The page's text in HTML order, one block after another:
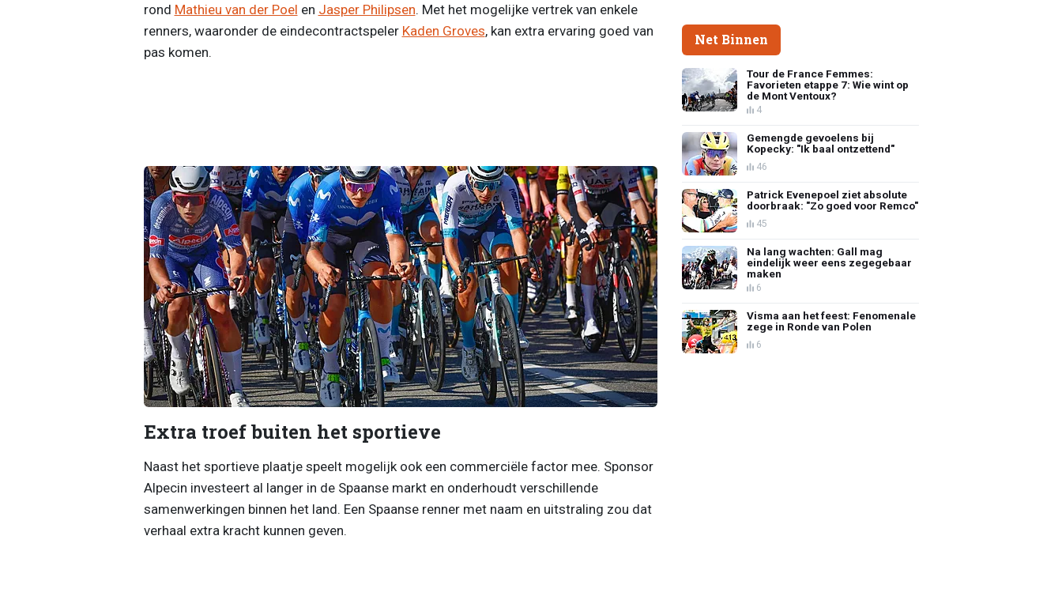
rond Mathieu van der Poel en Jasper Philipsen. Met het mogelijke vertrek van enkele
renners, waaronder de eindecontractspeler Kaden Groves, kan extra ervaring goed van
pas komen.
Extra troef buiten het sportieve
Naast het sportieve plaatje speelt mogelijk ook een commerciële factor mee. Sponsor
Alpecin investeert al langer in de Spaanse markt en onderhoudt verschillende
samenwerkingen binnen het land. Een Spaanse renner met naam en uitstraling zou dat
verhaal extra kracht kunnen geven.
Net Binnen
Tour de France Femmes:
Favorieten etappe 7: Wie wint op
de Mont Ventoux?
4
Gemengde gevoelens bij
Kopecky: "Ik baal ontzettend"
46
Patrick Evenepoel ziet absolute
doorbraak: "Zo goed voor Remco"
45
Na lang wachten: Gall mag
eindelijk weer eens zegegebaar
maken
6
Visma aan het feest: Fenomenale
zege in Ronde van Polen
6